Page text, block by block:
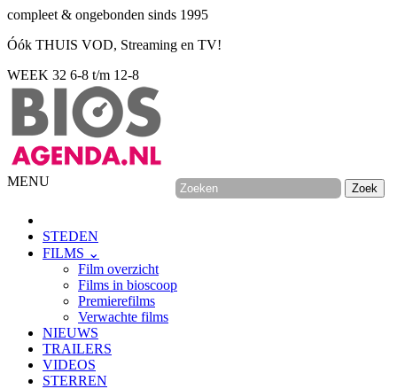
compleet & ongebonden sinds 1995
Óók THUIS VOD, Streaming en TV!
WEEK 32 6-8 t/m 12-8
MENU
STEDEN
FILMS ⌄
Film overzicht
Films in bioscoop
Premierefilms
Verwachte films
NIEUWS
TRAILERS
VIDEOS
STERREN